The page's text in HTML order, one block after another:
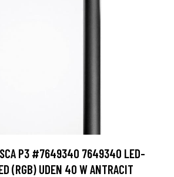
P3 #7649340 7649340 LED-
(RGB) UDEN 40 W ANTRACIT